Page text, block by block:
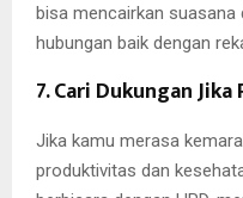
bisa mencairkan
hubungan baik dengan
7. Cari Dukungan Jika
Jika kamu merasa
produktivitas dan